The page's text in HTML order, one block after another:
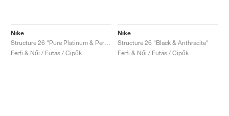
Nike
Férfi & Női / Futás / Cipők
Nike
Structure 26 "Black & Anthracite"
Férfi & Női / Futás / Cipők